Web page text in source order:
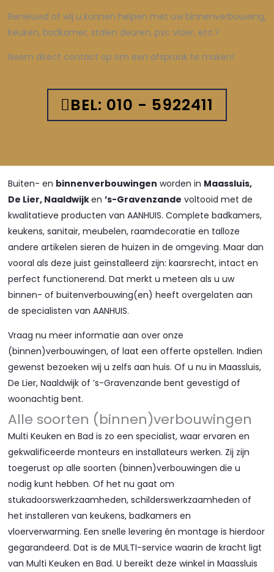
Benieuwd of wij u kunnen helpen met uw binnenverbouwing,
keuken, badkamer, stalen deuren, pvc vloer, etc.?
Neem direct contact op om een afspraak te maken!
BEL: 010 - 5922411
Buiten- en binnenverbouwingen worden in Maassluis,
De Lier, Naaldwijken’s-Gravenzande voltooid met de
kwalitatieve producten van AANHUIS. Complete badkamers,
keukens, sanitair, meubelen, raamdecoratie en talloze
andere artikelen sieren de huizen in de omgeving. Maar dan
vooral als deze juist geïnstalleerd zijn: kaarsrecht, intact en
perfect functionerend. Dat merkt u meteen als u uw
binnen- of buitenverbouwing(en) heeft overgelaten aan
de specialisten van AANHUIS.
Vraag nu meer informatie aan over onze
(binnen)verbouwingen, of laat een offerte opstellen. Indien
gewenst bezoeken wij u zelfs aan huis. Of u nu in Maassluis,
De Lier, Naaldwijk of ’s-Gravenzande bent gevestigd of
woonachtig bent.
Alle soorten (binnen)verbouwingen
Multi Keuken en Bad is zo een specialist, waar ervaren en
gekwalificeerde monteurs en installateurs werken. Zij zijn
toegerust op alle soorten (binnen)verbouwingen die u
nodig kunt hebben. Of het nu gaat om
stukadoorswerkzaamheden, schilderswerkzaamheden of
het installeren van keukens, badkamers en
vloerverwarming. Een snelle levering én montage is hierdoor
gegarandeerd. Dat is de MULTI-service waarin de kracht ligt
van Multi Keuken en Bad. U bereikt deze winkel in Maassluis